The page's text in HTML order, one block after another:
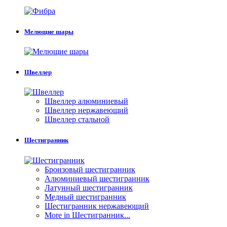
Мелющие шары
Швеллер
Швеллер алюминиевый
Швеллер нержавеющий
Швеллер стальной
Шестигранник
Бронзовый шестигранник
Алюминиевый шестигранник
Латунный шестигранник
Медный шестигранник
Шестигранник нержавеющий
More in Шестигранник...